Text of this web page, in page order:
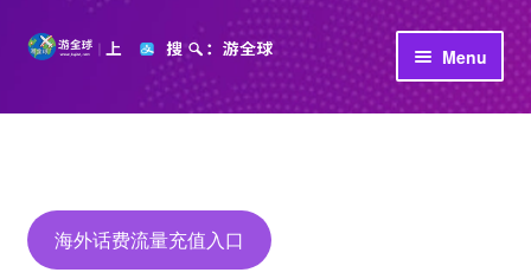
Skip
Skip
Menu
首页
公司介绍
海外话费流量充值入口